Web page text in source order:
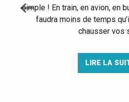
simple ! En train, en avion, en
faudra moins de temps
chausser vos
LIRE LA